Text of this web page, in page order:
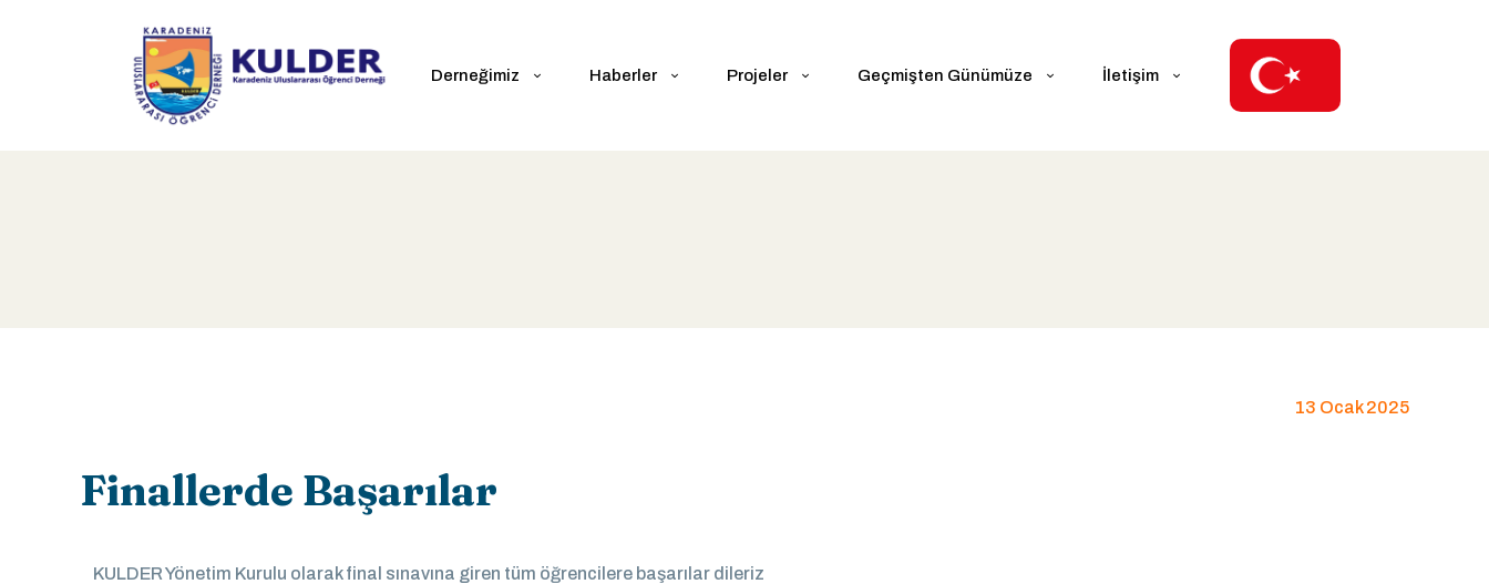
Derneğimiz Haberler Projeler Geçmişten Günümüze İletişim
13 Ocak 2025
Finallerde Başarılar
KULDER Yönetim Kurulu olarak final sınavına giren tüm öğrencilere başarılar dileriz